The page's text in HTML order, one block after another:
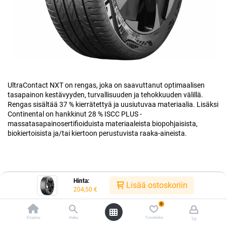
Hinta:
204,50 € Lisää ostoskoriin
Etusivu Haku
0
Toivelista Tili
UltraContact NXT on rengas, joka on saavuttanut optimaalisen
tasapainon kestävyyden, turvallisuuden ja tehokkuuden välillä.
Rengas sisältää 37 % kierrätettyä ja uusiutuvaa materiaalia. Lisäksi
Continental on hankkinut 28 % ISCC PLUS -
massatasapainosertifioiduista materiaaleista biopohjaisista,
biokiertoisista ja/tai kiertoon perustuvista raaka-aineista.
Kauppa
225/50R18 99W CONTINENTAL ULTRACONTACT NXT XL EVC